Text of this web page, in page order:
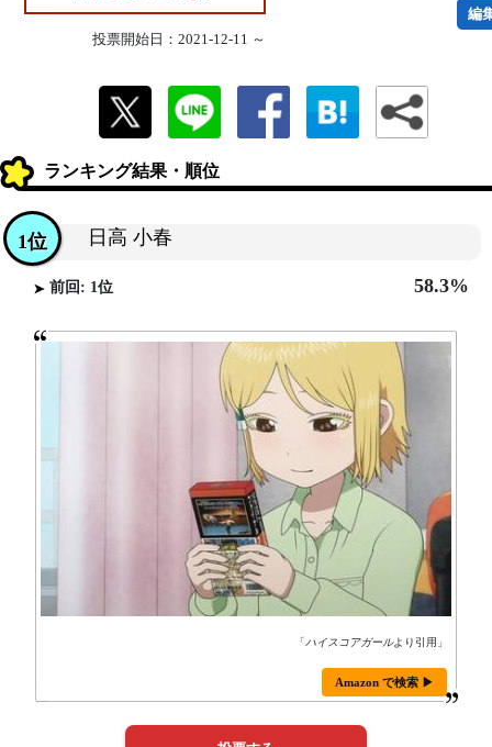
投票開始日：2021-12-11 ～
編
ランキング結果・順位
日高 小春
1位
前回: 1位 58.3%
「ハイスコアガールより引用」
Amazon で検索 ▶